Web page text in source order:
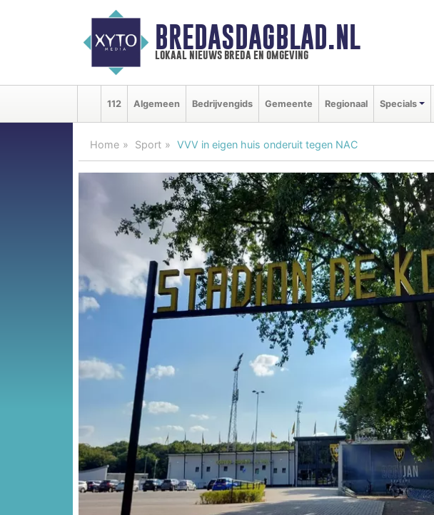
BREDASDAGBLAD.NL
lokaal nieuws breda en omgeving
112 Algemeen Bedrijvengids Gemeente Regionaal Specials
Home Sport VVV in eigen huis onderuit tegen NAC